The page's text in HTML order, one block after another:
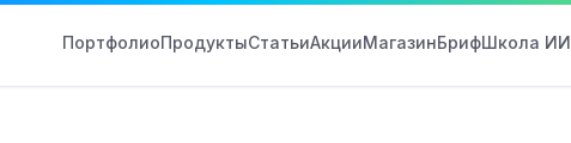
ПортфолиоПродуктыСтатьиАкцииМагазинБрифШкола ИИ